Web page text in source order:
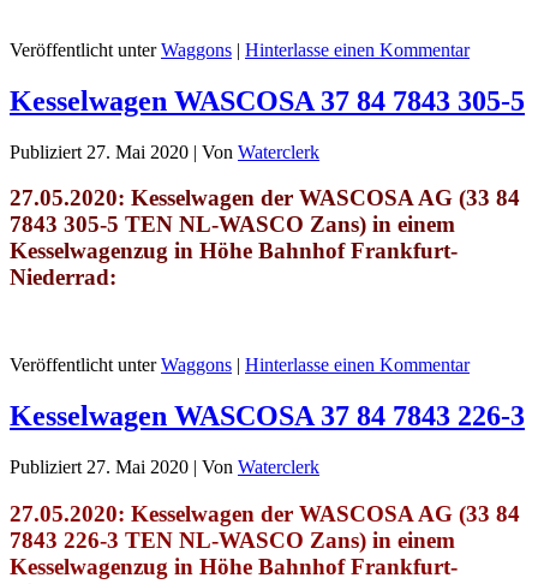
Veröffentlicht unter Waggons | Hinterlasse einen Kommentar
Kesselwagen WASCOSA 37 84 7843 305-5
Publiziert 27. Mai 2020 | Von Waterclerk
27.05.2020: Kesselwagen der WASCOSA AG (33 84
7843 305-5 TEN NL-WASCO Zans) in einem
Kesselwagenzug in Höhe Bahnhof Frankfurt-
Niederrad:
Veröffentlicht unter Waggons | Hinterlasse einen Kommentar
Kesselwagen WASCOSA 37 84 7843 226-3
Publiziert 27. Mai 2020 | Von Waterclerk
27.05.2020: Kesselwagen der WASCOSA AG (33 84
7843 226-3 TEN NL-WASCO Zans) in einem
Kesselwagenzug in Höhe Bahnhof Frankfurt-